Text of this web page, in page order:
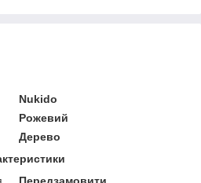
Nukido
Рожевий
Дерево
Передзамовити